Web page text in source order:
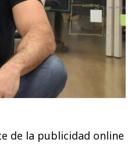
de la publicidad online